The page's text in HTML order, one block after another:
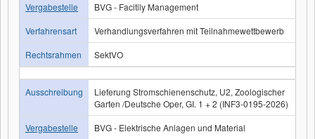
Vergabestelle
BVG - Facitily Management
Verfahrensart
Verhandlungsverfahren mit Teilnahmewettbewerb
Rechtsrahmen
SektVO
Ausschreibung
Lieferung Stromschienenschutz, U2, Zoologischer
Garten /Deutsche Oper, GI. 1 + 2 (INF3-0195-2026)
Vergabestelle
BVG - Elektrische Anlagen und Material